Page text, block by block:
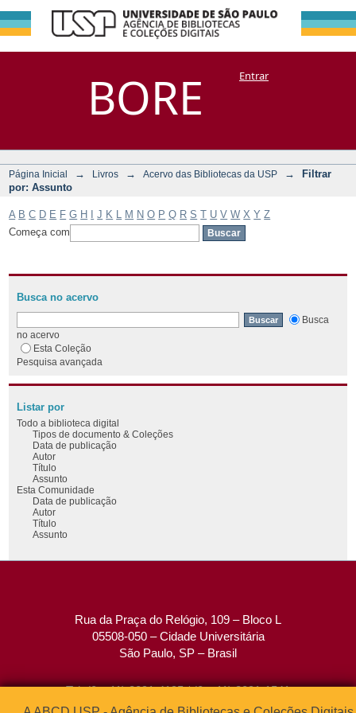
BORE
Filtrar por:
Assunto
DSpace/Manakin + CoriscoEntrar
Página Inicial → Livros → Acervo das Bibliotecas da USP →
Filtrar
por: Assunto
A B C D E F G H J K M N O P Q R S T U V W X Y Z
Começa com
Busca no acervo
Busca
no acervo
Esta Coleção
Pesquisa avançada
Listar por
Todo a biblioteca digital
Tipos de documento & Coleções
Data de publicação
Autor
Título
Assunto
Esta Comunidade
Data de publicação
Autor
Título
Assunto
Rua da Praça do Relógio, 109 – Bloco L
05508-050 – Cidade Universitária
São Paulo, SP – Brasil
Tel: (0xx11) 3091-4195 / (0xx11) 3091-1541
Fax: (0xx11) 3091-1567